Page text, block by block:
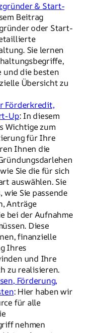
& Start-
Beitrag
oder Start-
Sie lernen
und die besten
Übersicht zu
Förderkredit,
Up: In diesem
Wichtige zum
für Ihre
Ihnen die
Sie die für sich
auswählen. Sie
Sie passende
Anträge
bei der Aufnahme
Diese
finanzielle
Ihres
und Ihre
zu realisieren.
Förderung,
: Hier haben wir
für alle
nehmen